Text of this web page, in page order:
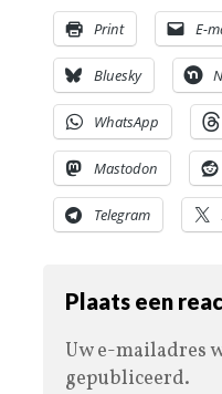
Print E-
Bluesky
WhatsApp
Mastodon
Telegram
Plaats een
Uw e-mailadres
gepubliceerd.